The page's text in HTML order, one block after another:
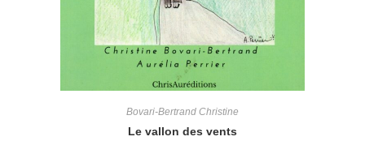
Bovari-Bertrand Christine
Le vallon des vents